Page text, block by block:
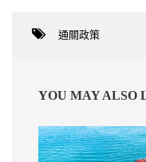
通關政策
YOU MAY ALSO